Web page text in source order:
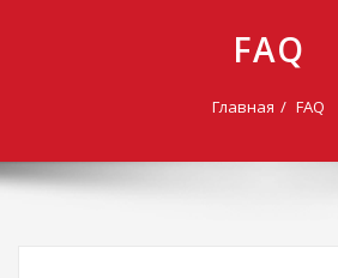
FAQ
Главная FAQ